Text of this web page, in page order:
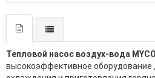
Тепловой насос воздух-вода
высокоэффективное оборудование